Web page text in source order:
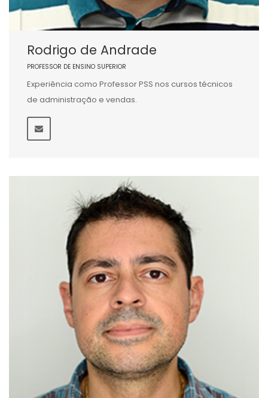
Rodrigo de Andrade
PROFESSOR DE ENSINO SUPERIOR
Experiência como Professor PSS nos cursos técnicos
de administração e vendas.